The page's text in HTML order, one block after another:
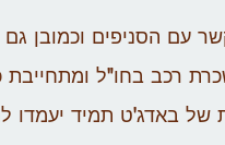
עם הסניפים וכמובן
רכב בחו"ל
של באדג'ט תמיד